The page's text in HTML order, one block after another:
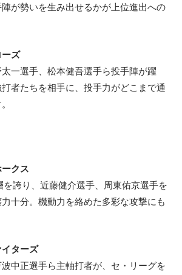
が勢いを生み出せるかが上位進出への
ズ
一選手、松本健吾選手ら投手陣が躍
者たちを相手に、投手力がどこまで通
クス
誇り、近藤健介選手、周東佑京選手を
十分。機動力を絡めた多彩な攻撃にも
ターズ
中正選手ら主軸打者が、セ・リーグを